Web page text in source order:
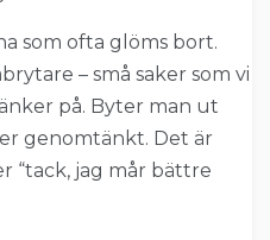
som ofta glöms bort.
– små saker som vi
på. Byter man ut
genomtänkt. Det är
“tack, jag mår bättre